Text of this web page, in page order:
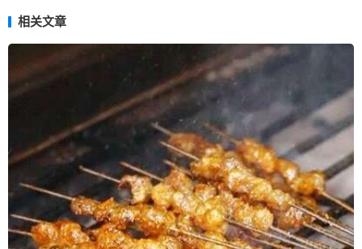
相关文章